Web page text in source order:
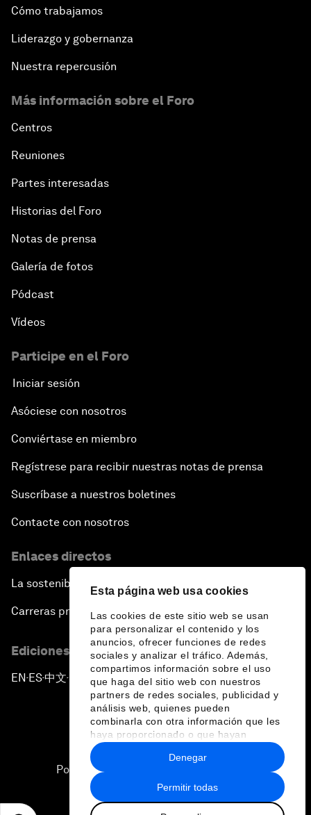
Esta página web usa cookies
Las cookies de este sitio web se usan
para personalizar el contenido y los
anuncios, ofrecer funciones de redes
sociales y analizar el tráfico. Además,
compartimos información sobre el uso
que haga del sitio web con nuestros
partners de redes sociales, publicidad y
análisis web, quienes pueden
combinarla con otra información que les
haya proporcionado o que hayan
recopilado a partir del uso que haya
hecho de sus servicios.
Permitir todas
Denegar
Cómo trabajamos
Liderazgo y gobernanza
Nuestra repercusión
Más información sobre el Foro
Centros
Reuniones
Partes interesadas
Historias del Foro
Notas de prensa
Galería de fotos
Pódcast
Vídeos
Participe en el Foro
Iniciar sesión
Asóciese con nosotros
Conviértase en miembro
Regístrese para recibir nuestras notas de prensa
Suscríbase a nuestros boletines
Contacte con nosotros
Enlaces directos
La sostenibilidad en el Foro
Carreras profesionales
Ediciones en otros idiomas
EN ▪ES▪中文▪ 日本語
Política de privacidad y normas de uso
Sitemap